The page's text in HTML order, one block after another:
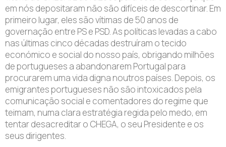
em nós depositaram não são difíceis de descortinar. Em
primeiro lugar, eles são vítimas de 50 anos de
governação entre PS e PSD. As políticas levadas a cabo
nas últimas cinco décadas destruíram o tecido
económico e social do nosso país, obrigando milhões
de portugueses a abandonarem Portugal para
procurarem uma vida digna noutros países. Depois, os
emigrantes portugueses não são intoxicados pela
comunicação social e comentadores do regime que
teimam, numa clara estratégia regida pelo medo, em
tentar desacreditar o CHEGA, o seu Presidente e os
seus dirigentes.